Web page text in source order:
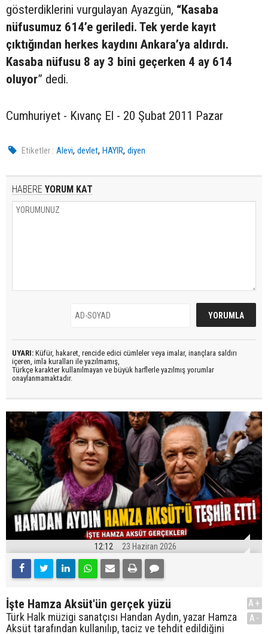
gösterdiklerini vurgulayan Ayazgün, “Kasaba
nüfusumuz 614’e geriledi. Tek yerde kayıt
çıktığından herkes kaydını Ankara’ya aldırdı.
Kasaba nüfusu 8 ay 3 bini geçerken 4 ay 614
oluyor” dedi.
Cumhuriyet - Kıvanç El - 20 Şubat 2011 Pazar
Etiketler : Alevi,devlet,HAYIR,diyen
HABERE YORUM KAT
UYARI: Küfür, hakaret, rencide edici cümleler veya imalar, inançlara saldırı
içeren, imla kuralları ile yazılmamış,
Türkçe karakter kullanılmayan ve büyük harflerle yazılmış yorumlar
onaylanmamaktadır.
12:12 23 Haziran 2026
İşte Hamza Aksüt'ün gerçek yüzü
Türk Halk müzigi sanatçısı Handan Aydın, yazar Hamza
Aksüt tarafından kullanılıp, taciz ve tehdit edildiğini
A+
A-